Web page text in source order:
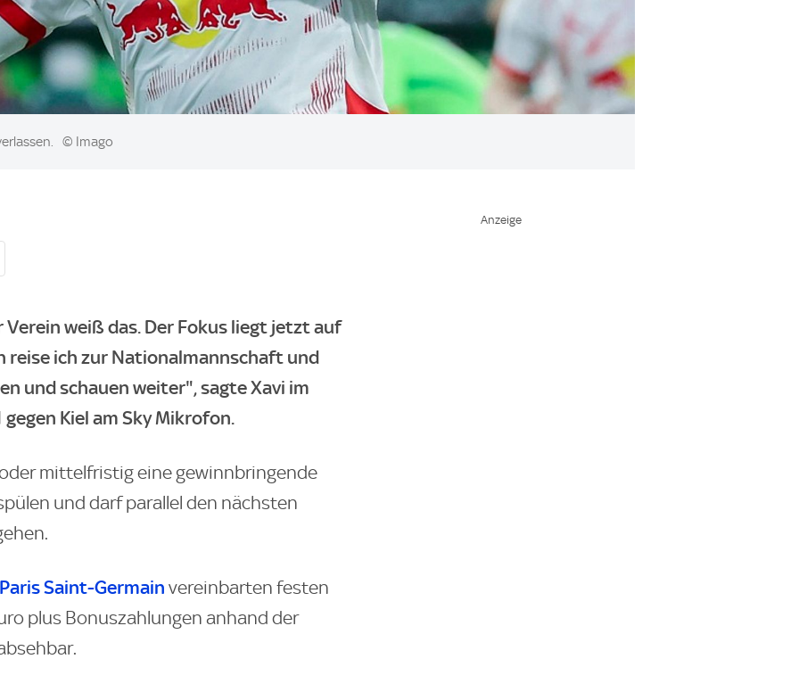
© Imago
weiß das. Der Fokus liegt jetzt auf
reise ich zur Nationalmannschaft und
und schauen weiter", sagte Xavi im
Kiel am Sky Mikrofon.
mittelfristig eine gewinnbringende
und darf parallel den nächsten
Paris Saint-Germain vereinbarten festen
plus Bonuszahlungen anhand der